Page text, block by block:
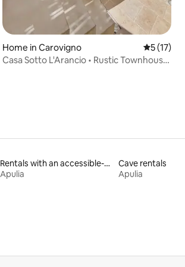
Home in Carovigno 5 out of 5
5 (17)
Casa Sotto L'Arancio • Rustic Townhouse
Rentals with an accessible-height toilet
Apulia
Cave rentals
Apulia